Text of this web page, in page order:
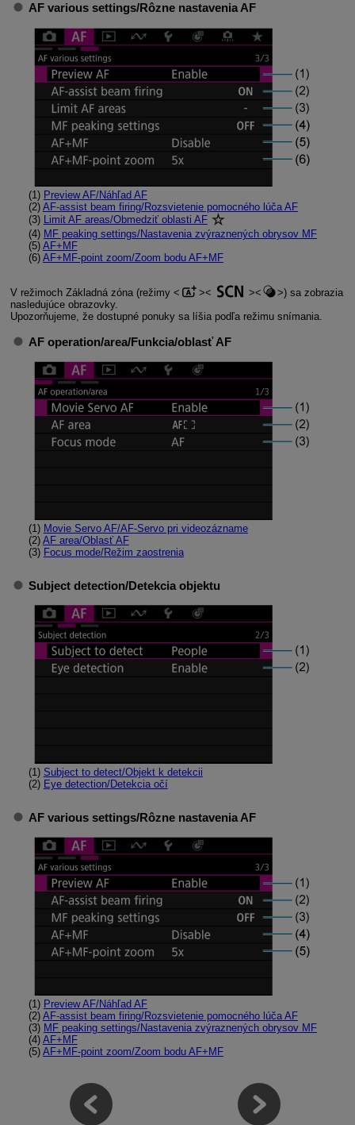
AF various settings/Rôzne nastavenia AF
(1) Preview AF/Náhľad AF
(2) AF-assist beam firing/Rozsvietenie pomocného lúča AF
(3) Limit AF areas/Obmedziť oblasti AF
(4) MF peaking settings/Nastavenia zvýraznených obrysov MF
(5) AF+MF
(6) AF+MF-point zoom/Zoom bodu AF+MF
V režimoch Základná zóna (režimy
) sa zobrazia
nasledujúce obrazovky.
Upozorňujeme, že dostupné ponuky sa líšia podľa režimu snímania.
AF operation/area/Funkcia/oblasť AF
(1) Movie Servo AF/AF-Servo pri videozázname
(2) AF area/Oblasť AF
(3) Focus mode/Režim zaostrenia
Subject detection/Detekcia objektu
(1) Subject to detect/Objekt k detekcii
(2) Eye detection/Detekcia očí
AF various settings/Rôzne nastavenia AF
(1) Preview AF/Náhľad AF
(2) AF-assist beam firing/Rozsvietenie pomocného lúča AF
(3) MF peaking settings/Nastavenia zvýraznených obrysov MF
(4) AF+MF
(5) AF+MF-point zoom/Zoom bodu AF+MF